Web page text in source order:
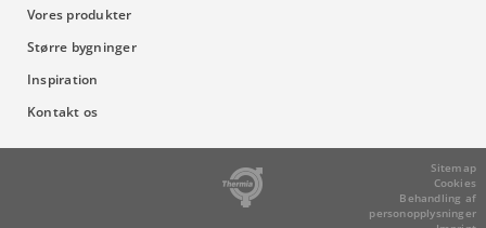
Vores produkter
Større bygninger
Inspiration
Kontakt os
Sitemap
Cookies
Behandling af
personopplysninger